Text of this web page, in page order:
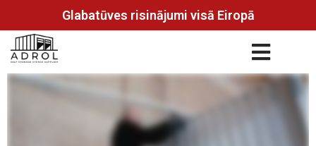
Glabatūves risinājumi visā Eiropā